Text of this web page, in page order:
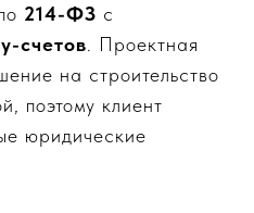
214-ФЗ с
счетов . Проектная
на строительство
поэтому клиент
юридические